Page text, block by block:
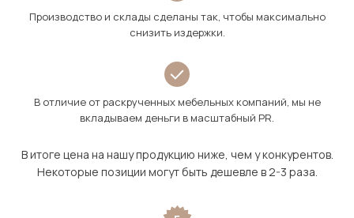
Производство и склады сделаны так, чтобы максимально
снизить издержки.
В отличие от раскрученных мебельных компаний, мы не
вкладываем деньги в масштабный PR.
В итоге цена на нашу продукцию ниже, чем у конкурентов.
Некоторые позиции могут быть дешевле в 2-3 раза.